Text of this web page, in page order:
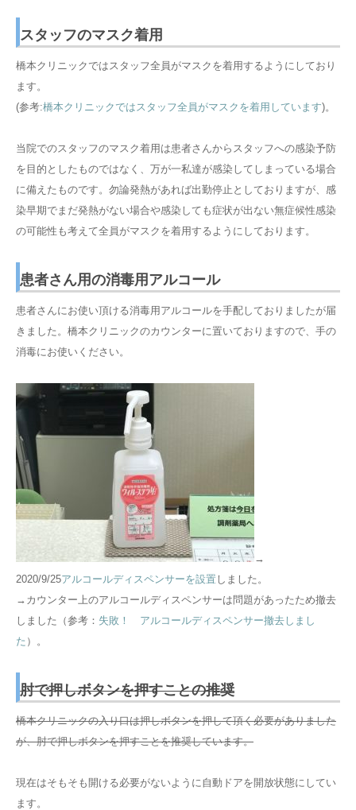
スタッフのマスク着用
橋本クリニックではスタッフ全員がマスクを着用するようにしており
ます。
(参考:橋本クリニックではスタッフ全員がマスクを着用しています)。
当院でのスタッフのマスク着用は患者さんからスタッフへの感染予防
を目的としたものではなく、万が一私達が感染してしまっている場合
に備えたものです。勿論発熱があれば出勤停止としておりますが、感
染早期でまだ発熱がない場合や感染しても症状が出ない無症候性感染
の可能性も考えて全員がマスクを着用するようにしております。
患者さん用の消毒用アルコール
患者さんにお使い頂ける消毒用アルコールを手配しておりましたが届
きました。橋本クリニックのカウンターに置いておりますので、手の
消毒にお使いください。
→
2020/9/25アルコールディスペンサーを設置 しました。
→カウンター上のアルコールディスペンサーは問題があったため撤去
しました（参考： 失敗！ アルコールディスペンサー撤去しまし
た ）。
肘で押しボタンを押すことの推奨
橋本クリニックの入り口は押しボタンを押して頂く必要がありました
が、肘で押しボタンを押すことを推奨しています。
現在はそもそも開ける必要がないように自動ドアを開放状態にしてい
ます。